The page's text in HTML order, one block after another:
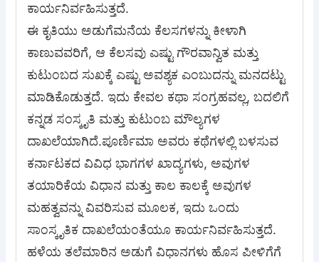
ಕಾರ್ಯನಿರ್ವಹಿಸುತ್ತದೆ.
​ಈ ಕೃತಿಯು ಅಡುಗೆಮನೆಯ ಕೆಲಸಗಳನ್ನು ಕೀಳಾಗಿ
ಕಾಣುವವರಿಗೆ, ಆ ಕೆಲಸವು ಎಷ್ಟು ಗೌರವಾನ್ವಿತ ಮತ್ತು
ಕುಟುಂಬದ ಸುಖಕ್ಕೆ ಎಷ್ಟು ಅವಶ್ಯಕ ಎಂಬುದನ್ನು ಮನದಟ್ಟು
ಮಾಡಿಕೊಡುತ್ತದೆ. ಇದು ಕೇವಲ ಕಥಾ ಸಂಗ್ರಹವಲ್ಲ, ಬದಲಿಗೆ
ಕನ್ನಡ ಸಂಸ್ಕೃತಿ ಮತ್ತು ಕುಟುಂಬ ಮೌಲ್ಯಗಳ
ದಾಖಲೆಯಾಗಿದೆ.ಪೂರ್ಣಿಮಾ ಅವರು ಕಥೆಗಳಲ್ಲಿ ಬಳಸುವ
ಕರ್ನಾಟಕದ ವಿವಿಧ ಭಾಗಗಳ ಖಾದ್ಯಗಳು, ಅವುಗಳ
ತಯಾರಿಕೆಯ ವಿಧಾನ ಮತ್ತು ಕಾಲ ಕಾಲಕ್ಕೆ ಅವುಗಳ
ಮಹತ್ವವನ್ನು ವಿವರಿಸುವ ಮೂಲಕ, ಇದು ಒಂದು
ಸಾಂಸ್ಕೃತಿಕ ದಾಖಲೆಯಂತೆಯೂ ಕಾರ್ಯನಿರ್ವಹಿಸುತ್ತದೆ.
ಹಳೆಯ ತಲೆಮಾರಿನ ಅಡುಗೆ ವಿಧಾನಗಳು ಹೊಸ ಪೀಳಿಗೆಗೆ